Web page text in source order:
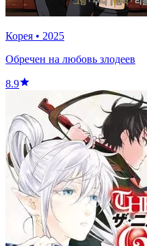
Корея • 2025
Обречен на любовь злодеев
8.9